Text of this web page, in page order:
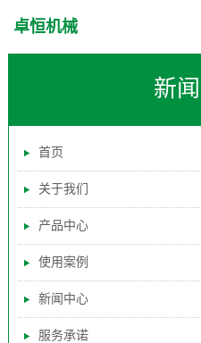
卓恒机械
新
首页
关于我们
产品中心
使用案例
新闻中心
服务承诺